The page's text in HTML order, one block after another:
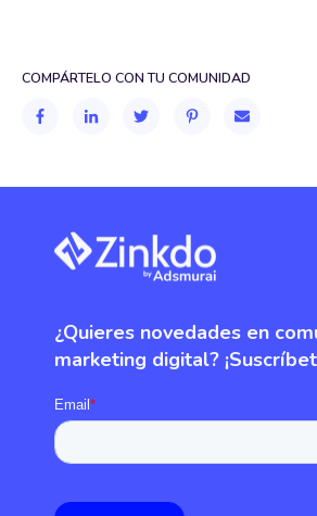
COMPÁRTELO CON TU COMUNIDAD
¿Quieres novedades en
marketing digital?